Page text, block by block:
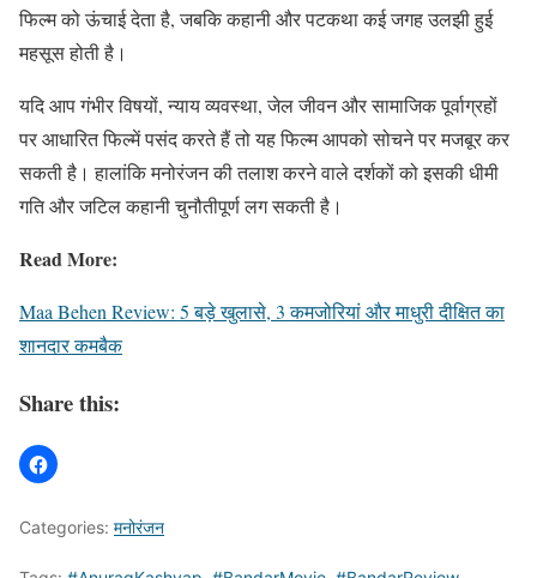
फिल्म को ऊंचाई देता है, जबकि कहानी और पटकथा कई जगह उलझी हुई
महसूस होती है।
यदि आप गंभीर विषयों, न्याय व्यवस्था, जेल जीवन और सामाजिक पूर्वाग्रहों
पर आधारित फिल्में पसंद करते हैं तो यह फिल्म आपको सोचने पर मजबूर कर
सकती है। हालांकि मनोरंजन की तलाश करने वाले दर्शकों को इसकी धीमी
गति और जटिल कहानी चुनौतीपूर्ण लग सकती है।
Read More:
Maa Behen Review: 5 बड़े खुलासे, 3 कमजोरियां और माधुरी दीक्षित का
शानदार कमबैक
Share this:
Categories: मनोरंजन